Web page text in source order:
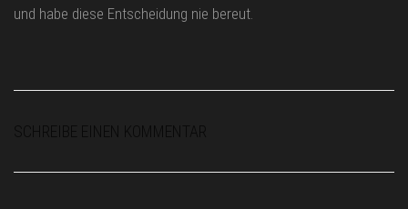
und habe diese Entscheidung nie bereut.